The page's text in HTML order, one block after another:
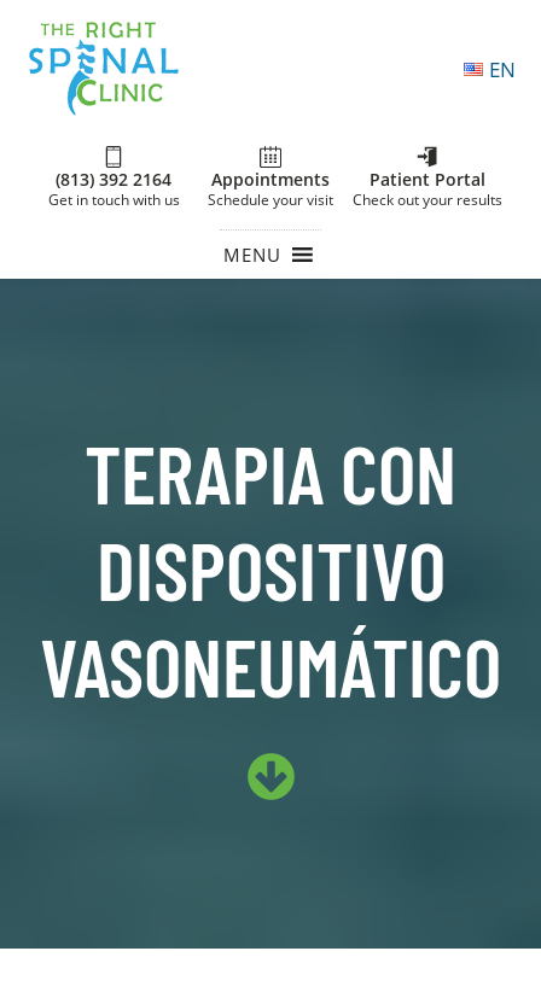
EN
(813) 392 2164
Get in touch with us
Appointments
Schedule your visit
Patient Portal
Check out your results
MENU
TERAPIA CON
DISPOSITIVO
VASONEUMÁTICO